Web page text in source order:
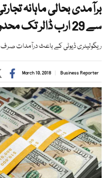
سے 29 ارب ڈالر تک محدود
ریگولیٹری ڈیوٹی کے باعث درآمدات صرف 9.7 فیصد بڑھ سکیں،وزارت تجارت کا دعویٰ
Business Reporter
March 10, 2018